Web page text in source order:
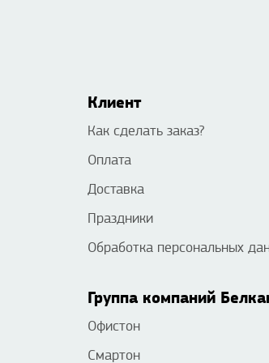
Клиент
Как сделать заказ?
Оплата
Доставка
Праздники
Обработка персональных
Группа компаний
Офистон
Смартон